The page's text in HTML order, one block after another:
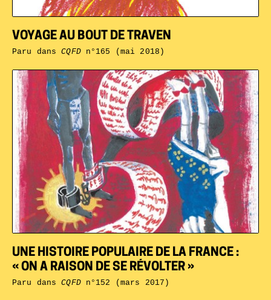
UNE HISTOIRE POPULAIRE DE LA FRANCE :
« ON A RAISON DE SE RÉVOLTER »
Paru dansCQFDn°152 (mars 2017)
VOYAGE AU BOUT DE TRAVEN
Paru dansCQFDn°165 (mai 2018)